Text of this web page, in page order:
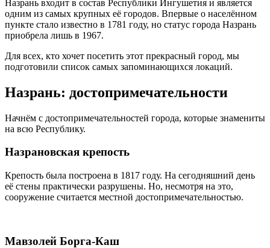
Назрань входит в состав Республики Ингушетия и является
одним из самых крупных её городов. Впервые о населённом
пункте стало известно в 1781 году, но статус города Назрань
приобрела лишь в 1967.
Для всех, кто хочет посетить этот прекрасный город, мы
подготовили список самых запоминающихся локаций.
Назрань: достопримечательности
Начнём с достопримечательностей города, которые знамениты
на всю Республику.
Назрановская крепость
Крепость была построена в 1817 году. На сегодняшний день
её стены практически разрушены. Но, несмотря на это,
сооружение считается местной достопримечательностью.
Мавзолей Борга-Каш